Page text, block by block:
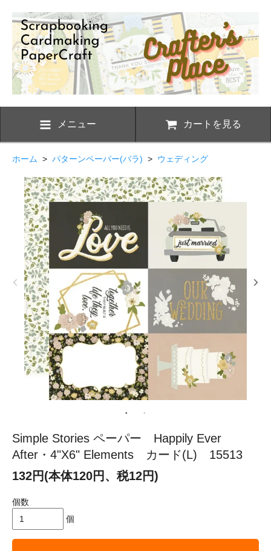
メニュー カートを見る
ホーム > パターンペーパー(バラ) > ウェディング
Simple Stories ペーパー Happily Ever
After・4"X6" Elements カード(L) 15513
132円(本体120円、税12円)
個数
個